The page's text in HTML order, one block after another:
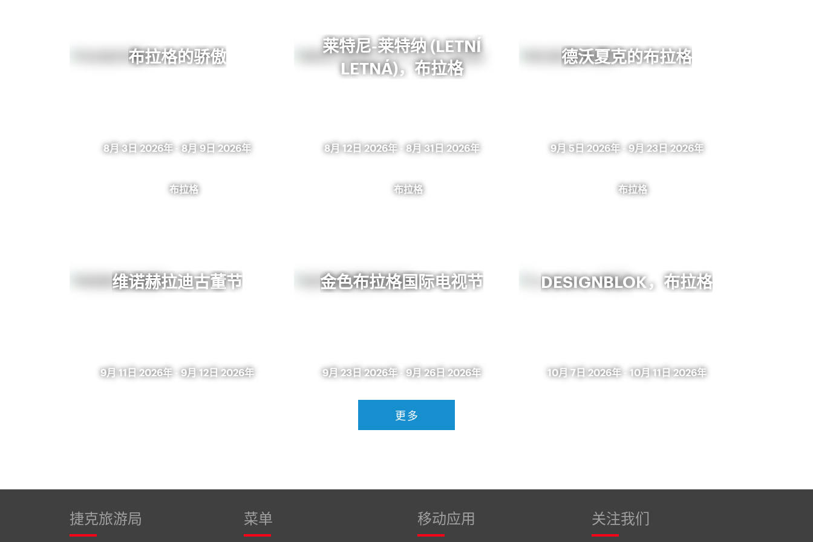
布拉格的骄傲
8月 3日 2026年 -8月 9日 2026年
莱特尼-莱特纳 (LETNÍ
LETNÁ)，布拉格
8月 12日 2026年- 8月 31日 2026年
德沃夏克的布拉格
9月 5日 2026年- 9月 23日 2026年
布拉格
维诺赫拉迪古董节
9月 11日 2026年 9月 12日 2026年
布拉格
金色布拉格国际电视节
9月 23日 2026年 9月 26日 2026年
布拉格
DESIGNBLOK，布拉格
10月 7日 2026年- 10月 11日 2026年
更多
捷克旅游局 菜单 移动应用 关注我们